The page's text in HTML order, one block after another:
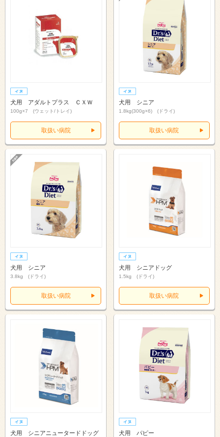
犬用 アダルトプラス ＣＸＷ
100g×7 (ウェット/トレイ)
取扱い病院
犬用 シニア
1.8kg(300g×6) (ドライ)
取扱い病院
犬用 シニア
3.8kg (ドライ)
取扱い病院
犬用 シニアドッグ
1.5kg (ドライ)
取扱い病院
犬用 シニアニュータードドッグ 犬用 パピー